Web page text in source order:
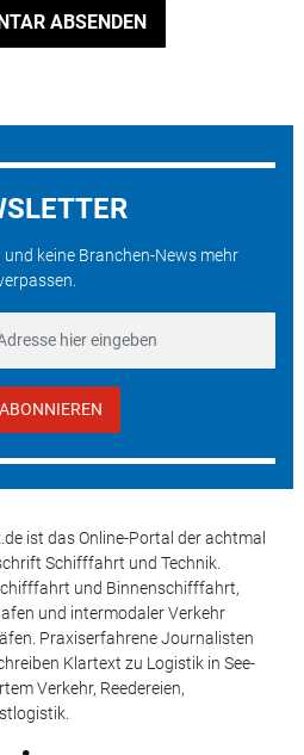
ABSENDEN
keine Branchen-News mehr
ABONNIEREN
ist das Online-Portal der achtmal
Schifffahrt und Technik.
und Binnenschifffahrt,
und intermodaler Verkehr
Praxiserfahrene Journalisten
Klartext zu Logistik in See-
Verkehr, Reedereien,